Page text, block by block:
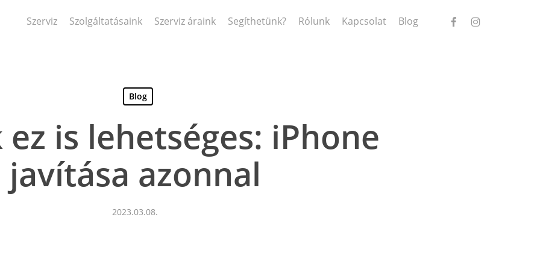
Szerviz Szolgáltatásaink Szerviz áraink Segíthetünk? Rólunk Kapcsolat Blog facebookinstagram
Blog
is lehetséges: iPhone
javítása azonnal
2023.03.08.